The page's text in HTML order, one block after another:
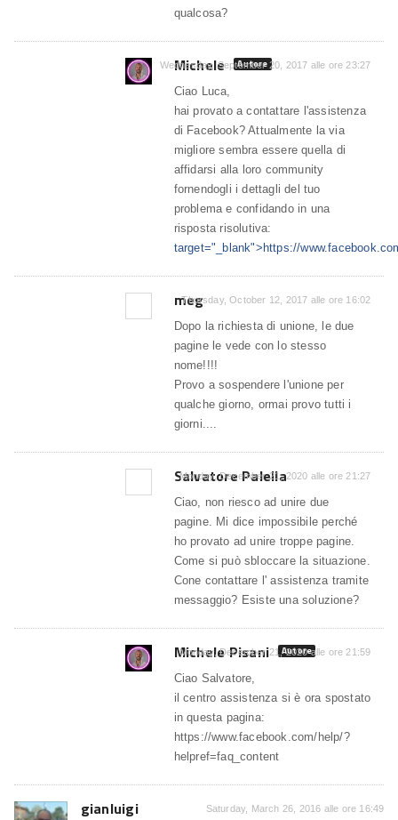
qualcosa?
Michele Autore
Wednesday, September 20, 2017 alle ore 23:27
Ciao Luca,
hai provato a contattare l'assistenza
di Facebook? Attualmente la via
migliore sembra essere quella di
affidarsi alla loro community
fornendogli i dettagli del tuo
problema e confidando in una
risposta risolutiva:
target="_blank">https://
meg
Thursday, October 12, 2017 alle ore 16:02
Dopo la richiesta di unione, le due
pagine le vede con lo stesso
nome!!!!
Provo a sospendere l'unione per
qualche giorno, ormai provo tutti i
giorni....
Salvatore Palella
Monday, December 21, 2020 alle ore 21:27
Ciao, non riesco ad unire due
pagine. Mi dice impossibile perché
ho provato ad unire troppe pagine.
Come si può sbloccare la situazione.
Cone contattare l' assistenza tramite
messaggio? Esiste una soluzione?
Michele Pisani Autore
Monday, December 21, 2020 alle ore 21:59
Ciao Salvatore,
il centro assistenza si è ora spostato
in questa pagina:
https://www.facebook.com/help/?
helpref=faq_content
gianluigi Saturday, March 26, 2016 alle ore 16:49